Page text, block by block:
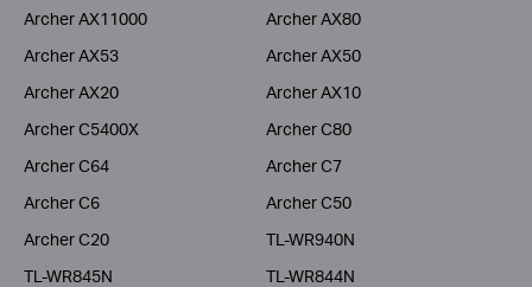
Archer AX11000
Archer AX80
Archer AX53
Archer AX50
Archer AX20
Archer AX10
Archer C5400X
Archer C80
Archer C64
Archer C7
Archer C6
Archer C50
Archer C20
TL-WR940N
TL-WR845N
TL-WR844N